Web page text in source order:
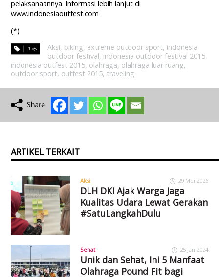
pelaksanaannya. Informasi lebih lanjut di
www.indonesiaoutfest.com
(*)
Aksi, biking, extreme outdoor sport, indonesia
outdoor festival, indonesia outdoor festival 2015,
indonesia outfest 2015, olahraga, olahraga luar ruang,
outdoor sport, outfest 2015, traveling
ARTIKEL TERKAIT
Aksi 29 Mei 2026
DLH DKI Ajak Warga Jaga
Kualitas Udara Lewat Gerakan
#SatuLangkahDulu
Sehat 25 Jan 2024
Unik dan Sehat, Ini 5 Manfaat
Olahraga Pound Fit bagi